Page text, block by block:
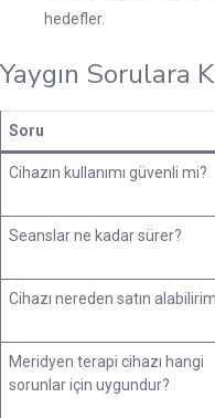
hedefler.
Yaygın Sorulara
Soru
Cihazın kullanımı güvenli mi?
Seanslar ne kadar sürer?
Cihazı nereden satın
Meridyen terapi cihazı hangi
sorunlar için uygundur?